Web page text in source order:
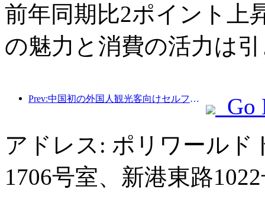
前年同期比2ポイント上
の魅力と消費の活力は
Prev:中国初の外国人観光客向けセルフサービス文化観光消費システムが上海で開始
Go
アドレス: ポリワール
1706号室、新港東路